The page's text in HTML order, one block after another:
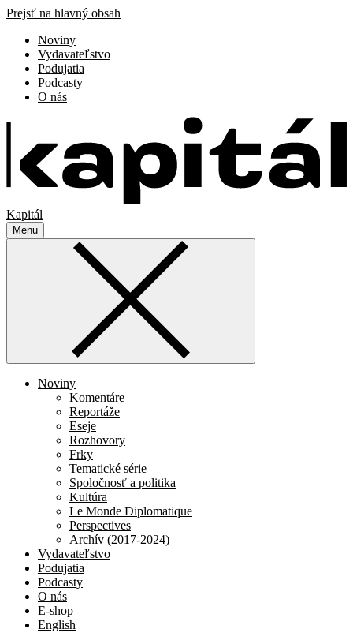
Prejsť na hlavný obsah
Noviny
Vydavateľstvo
Podujatia
Podcasty
O nás
Kapitál
Menu
Noviny
Komentáre
Reportáže
Eseje
Rozhovory
Frky
Tematické série
Spoločnosť a politika
Kultúra
Le Monde Diplomatique
Perspectives
Archív (2017-2024)
Vydavateľstvo
Podujatia
Podcasty
O nás
E-shop
English